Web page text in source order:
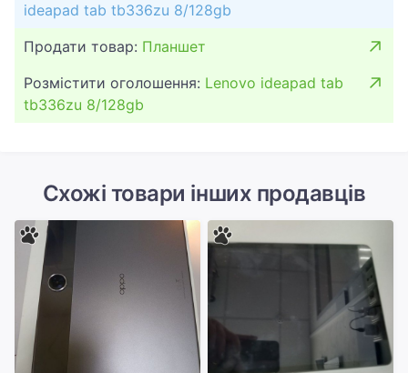
ideapad tab tb336zu 8/128gb
Продати товар: Планшет
Розмістити оголошення: Lenovo ideapad tab
tb336zu 8/128gb
Схожі товари інших продавців